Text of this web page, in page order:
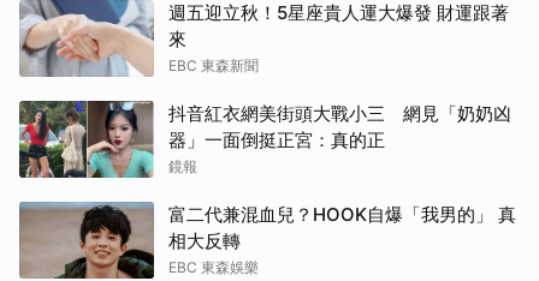
週五迎立秋！5星座貴人運大爆發 財運跟著
來
EBC 東森新聞
抖音紅衣網美街頭大戰小三 網見「奶奶凶
器」一面倒挺正宮：真的正
鏡報
富二代兼混血兒？HOOK自爆「我男的」 真
相大反轉
EBC 東森娛樂